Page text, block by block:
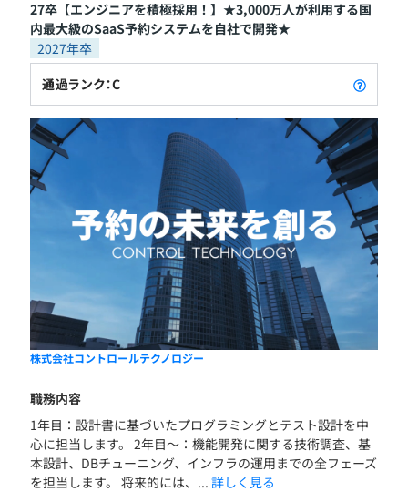
27卒【エンジニアを積極採用！】★3,000万人が利用する国
内最大級のSaaS予約システムを自社で開発★
2027年卒
通過ランク：C
株式会社コントロールテクノロジー
職務内容
1年目：設計書に基づいたプログラミングとテスト設計を中
心に担当します。 2年目～：機能開発に関する技術調査、基
本設計、DBチューニング、インフラの運用までの全フェーズ
を担当します。 将来的には、... 詳しく見る